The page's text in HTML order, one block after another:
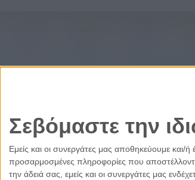
Σεβόμαστε την
Εμείς και οι συνεργάτες μας αποθηκεύουμε
προσαρμοσμένες πληροφορίες που
την άδειά σας, εμείς και οι συνεργάτες μας